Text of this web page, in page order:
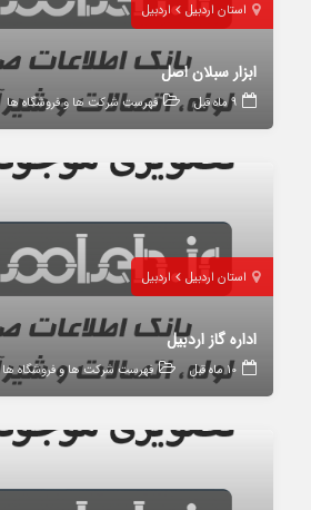
استان اردبیل اردبیل
ابزار سبلان اصل
9 ماه قبل فهرست شرکت ها و فروشگاه ها
استان اردبیل اردبیل
اداره گاز اردبیل
10 ماه قبل فهرست شرکت ها و فروشگاه ها